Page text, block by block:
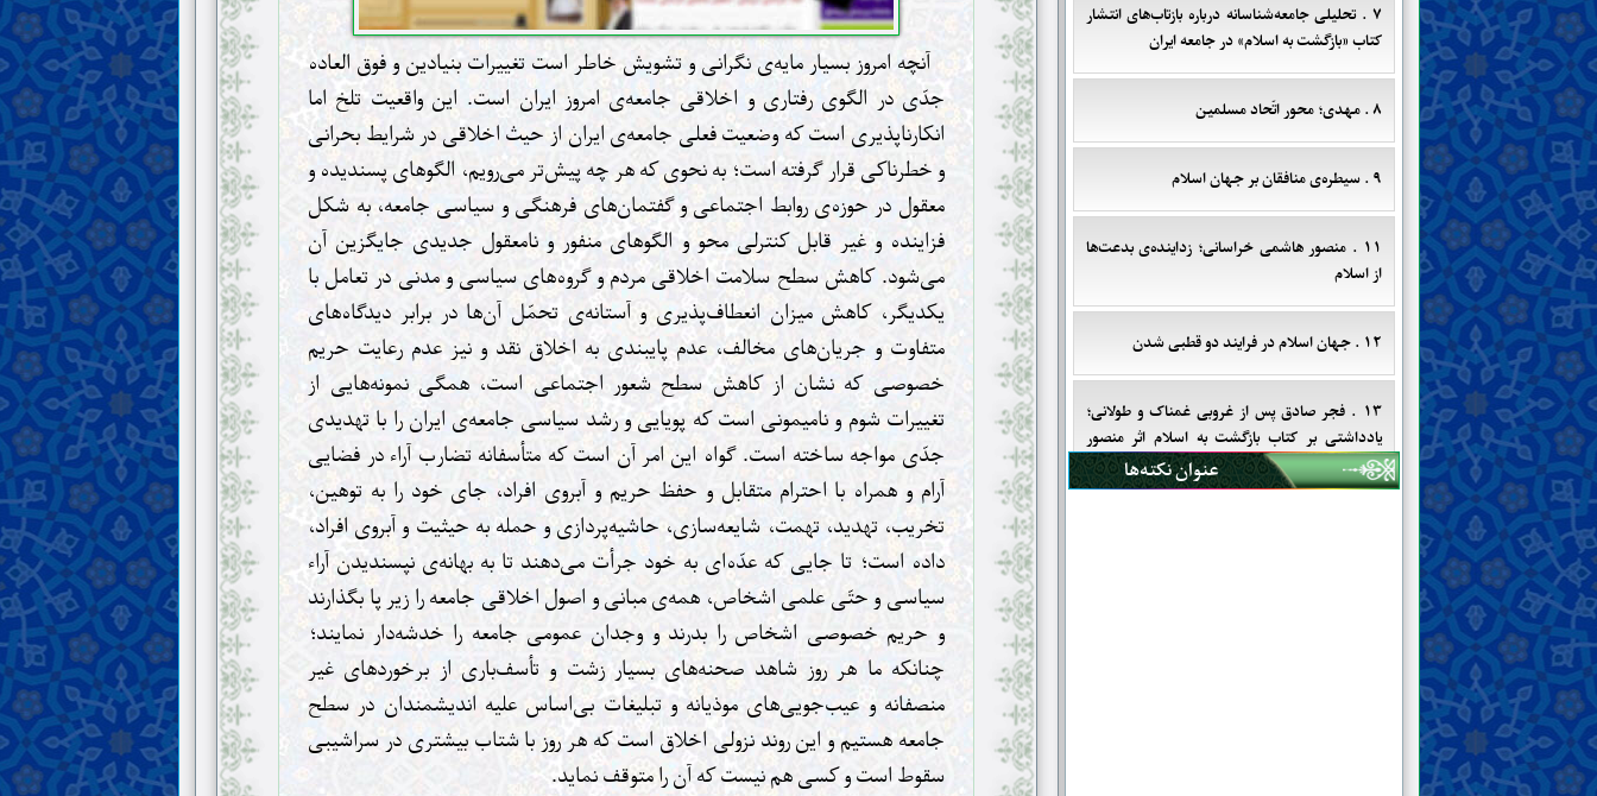
آنچه امروز بسیار مایه‌ی نگرانی و تشویش خاطر است تغییرات بنیادین و فوق العاده
جدّی در الگوی رفتاری و اخلاقی جامعه‌ی امروز ایران است. این واقعیت تلخ اما
انکارناپذیری است که وضعیت فعلی جامعه‌ی ایران از حیث اخلاقی در شرایط بحرانی
و خطرناکی قرار گرفته است؛ به نحوی که هر چه پیش‌تر می‌رویم، الگوهای پسندیده و
معقول در حوزه‌ی روابط اجتماعی و گفتمان‌های فرهنگی و سیاسی جامعه، به شکل
فزاینده و غیر قابل کنترلی محو و الگوهای منفور و نامعقول جدیدی جایگزین آن
می‌شود. کاهش سطح سلامت اخلاقی مردم و گروه‌های سیاسی و مدنی در تعامل با
یکدیگر، کاهش میزان انعطاف‌پذیری و آستانه‌ی تحمّل آن‌ها در برابر دیدگاه‌های
متفاوت و جریان‌های مخالف، عدم پایبندی به اخلاق نقد و نیز عدم رعایت حریم
خصوصی که نشان از کاهش سطح شعور اجتماعی است، همگی نمونه‌هایی از
تغییرات شوم و نامیمونی است که پویایی و رشد سیاسی جامعه‌ی ایران را با تهدید‌ی
جدّی مواجه ساخته است. گواه این امر آن است که متأسفانه تضارب آراء در فضایی
آرام و همراه با احترام متقابل و حفظ حریم و آبروی افراد، جای خود را به توهین،
تخریب، تهدید، تهمت، شایعه‌سازی، حاشیه‌پردازی و حمله به حیثیت و آبروی افراد،
داده است؛ تا جایی که عدّه‌ای به خود جرأت می‌دهند تا به بهانه‌ی نپسندیدن آراء
سیاسی و حتّی علمی اشخاص، همه‌ی مبانی و اصول اخلاقی جامعه را زیر پا بگذارند
و حریم خصوصی اشخاص را بدرند و وجدان عمومی جامعه را خدشه‌دار نمایند؛
چنانکه ما هر روز شاهد صحنه‌های بسیار زشت و تأسف‌باری از برخوردهای غیر
منصفانه و عیب‌جویی‌های موذیانه و تبلیغات بی‌اساس علیه اندیشمندان در سطح
جامعه هستیم و این روند نزولی اخلاق است که هر روز با شتاب بیشتری در سراشیبی
سقوط است و کسی هم نیست که آن را متوقف نماید.
۷ . تحلیلی جامعه‌شناسانه درباره بازتاب‌های انتشار
کتاب «بازگشت به اسلام» در جامعه ایران
۸ . مهدی؛ محور اتّحاد مسلمین
۹ . سیطره‌ی منافقان بر جهان اسلام
۱۱ . منصور هاشمی خراسانی؛ زداینده‌ی بدعت‌ها
از اسلام
۱۲ . جهان اسلام در فرایند دو قطبی شدن
۱۳ . فجر صادق پس از غروبی غمناک و طولانی؛
یادداشتی بر کتاب بازگشت به اسلام اثر منصور
هاشمی خراسانی
عنوان نکته‌ها